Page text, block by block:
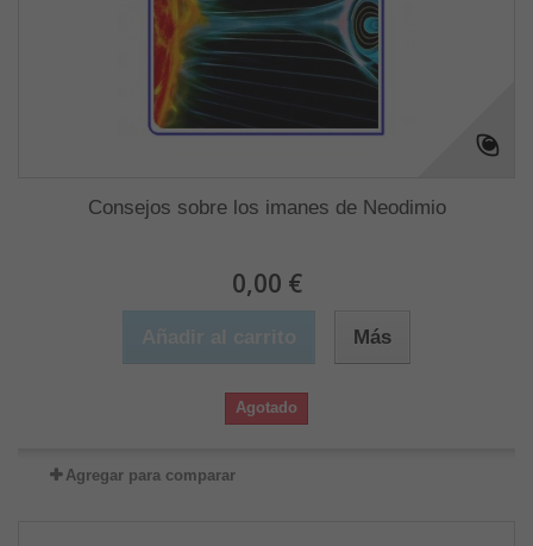
Consejos sobre los imanes de Neodimio
0,00 €
Más
Agotado
Agregar para comparar